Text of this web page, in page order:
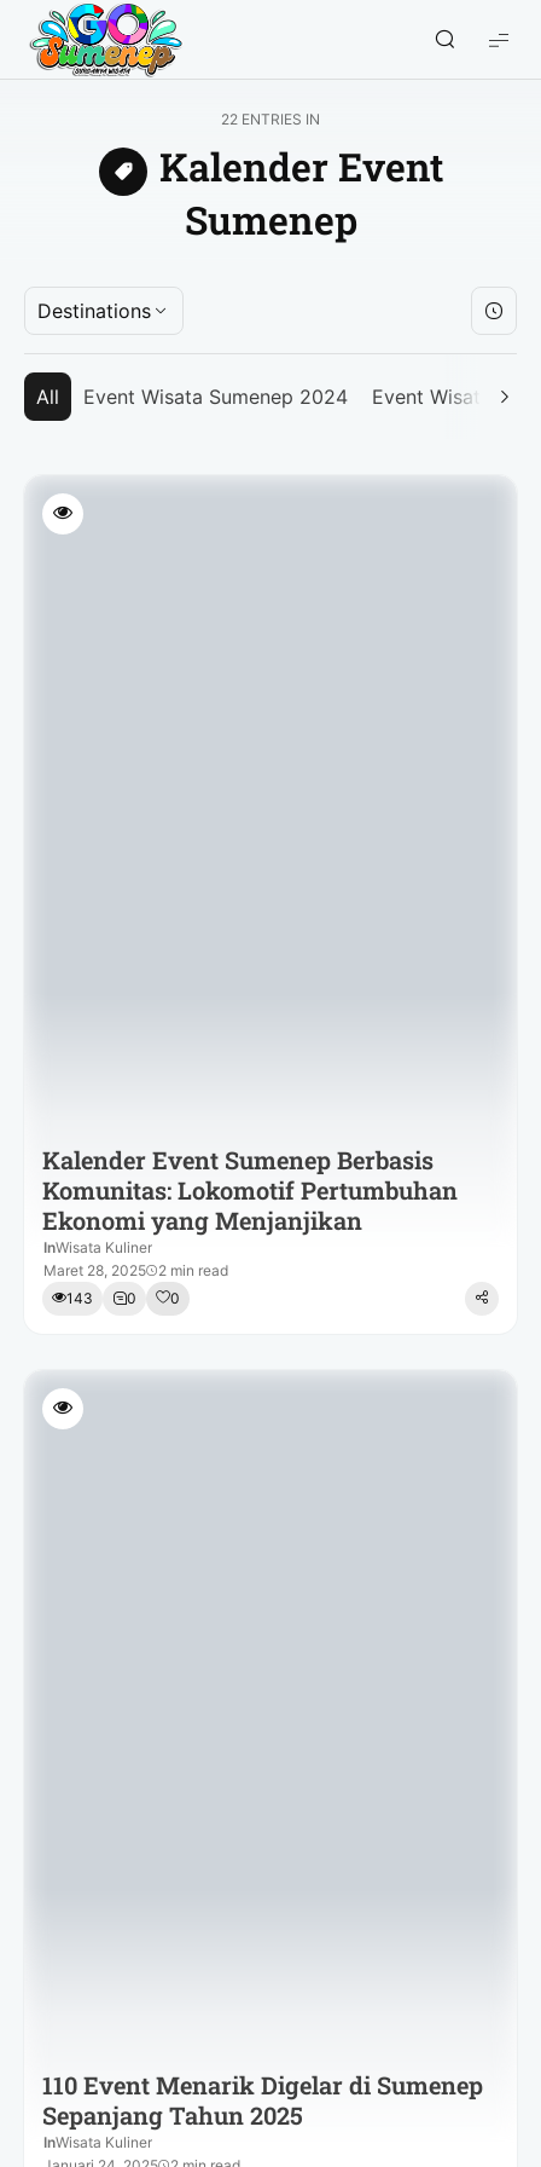
GO
Sumenep
Sumenep
22 ENTRIES IN
Kalender Event
Sumenep
Destinations
All Event Wisata Sumenep 2024 Event Wisata
Kalender Event Sumenep Berbasis
Komunitas: Lokomotif Pertumbuhan
Ekonomi yang Menjanjikan
InWisata Kuliner
Maret 28, 2025
2 min read
143
0 0
110 Event Menarik Digelar di Sumenep
Sepanjang Tahun 2025
InWisata Kuliner